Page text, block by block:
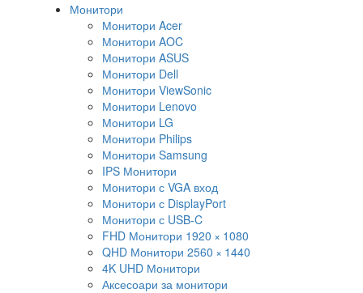
Монитори
Монитори Acer
Монитори AOC
Монитори ASUS
Монитори Dell
Монитори ViewSonic
Монитори Lenovo
Монитори LG
Монитори Philips
Монитори Samsung
IPS Монитори
Монитори с VGA вход
Монитори с DisplayPort
Монитори с USB-C
FHD Монитори 1920 × 1080
QHD Монитори 2560 × 1440
4K UHD Монитори
Аксесоари за монитори